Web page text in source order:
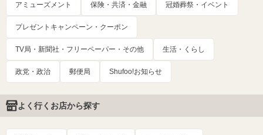
アミューズメント 保険・共済・金融 冠婚葬祭・イベント
プレゼントキャンペーン・クーポン
TV局・新聞社・フリーペーパー・その他 生活・くらし
政党・政治 郵便局 Shufoo!お知らせ
よく行くお店から探す